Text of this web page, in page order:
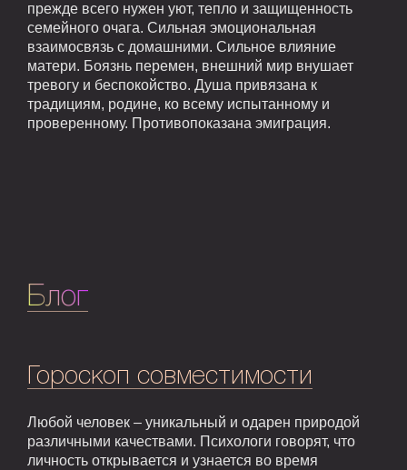
прежде всего нужен уют, тепло и защищенность
семейного очага. Сильная эмоциональная
взаимосвязь с домашними. Сильное влияние
матери. Боязнь перемен, внешний мир внушает
тревогу и беспокойство. Душа привязана к
традициям, родине, ко всему испытанному и
проверенному. Противопоказана эмиграция.
Блог
Гороскоп совместимости
Любой человек – уникальный и одарен природой
различными качествами. Психологи говорят, что
личность открывается и узнается во время